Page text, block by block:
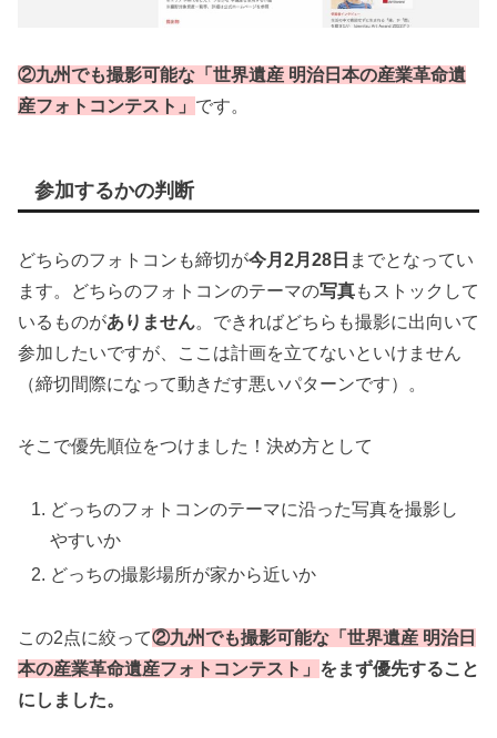
②九州でも撮影可能な「世界遺産 明治日本の産業革命遺
産フォトコンテスト」 です。
参加するかの判断
どちらのフォトコンも締切が今月2月28日 までとなってい
ます。どちらのフォトコンのテーマの写真もストックして
いるものがありません。できればどちらも撮影に出向いて
参加したいですが、ここは計画を立てないといけません
（締切間際になって動きだす悪いパターンです）。
そこで優先順位をつけました！決め方として
どっちのフォトコンのテーマに沿った写真を撮影し
やすいか
どっちの撮影場所が家から近いか
この2点に絞って②九州でも撮影可能な「世界遺産 明治日
本の産業革命遺産フォトコンテスト」 をまず優先すること
にしました。